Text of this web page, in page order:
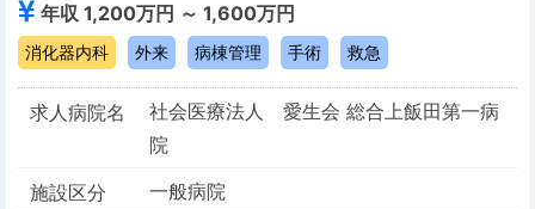
年収 1,200万円 ～ 1,600万円
消化器内科 外来 病棟管理 手術 救急
求人病院名
社会医療法人 愛生会 総合上飯田第一病
院
施設区分
一般病院